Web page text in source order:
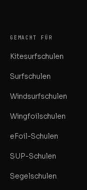
GEMACHT FÜR
Kitesurfschulen
Surfschulen
Windsurfschulen
Wingfoilschulen
eFoil-Schulen
SUP-Schulen
Segelschulen